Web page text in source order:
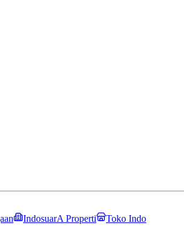
IndosuarA Properti Toko Indo